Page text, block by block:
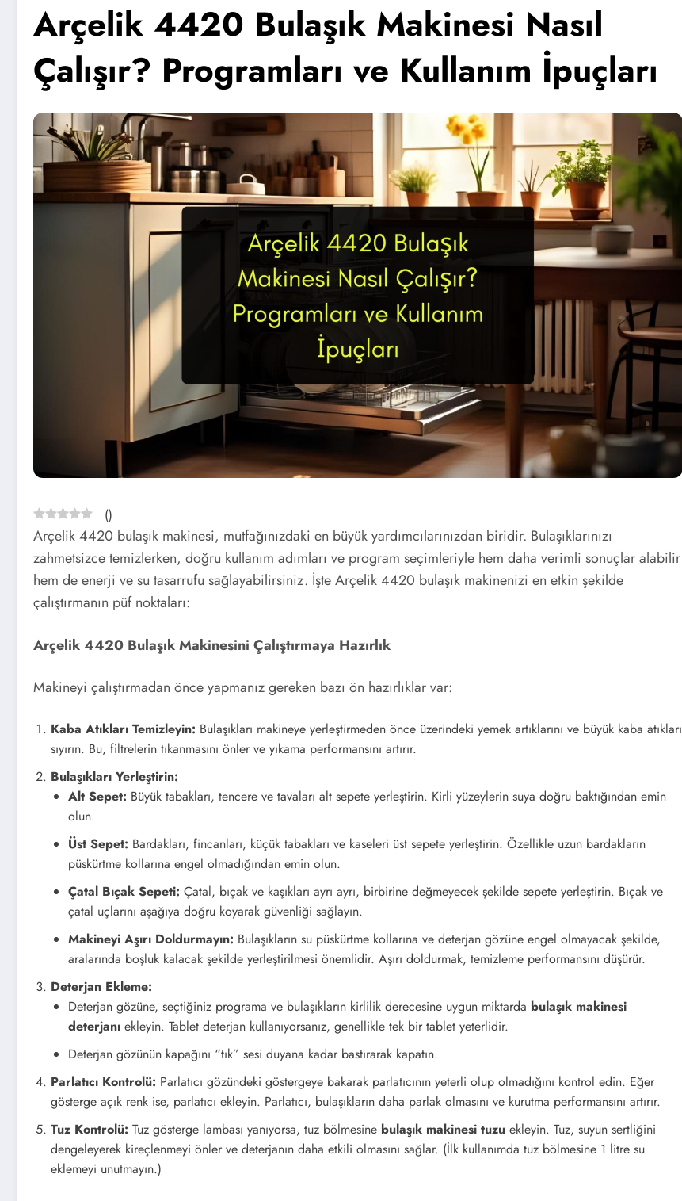
Arçelik 4420 Bulaşık Makinesi Nasıl
Çalışır? Programları ve Kullanım İpuçları
()
Arçelik 4420 bulaşık makinesi, mutfağınızdaki en büyük yardımcılarınızdan biridir. Bulaşıklarınızı
zahmetsizce temizlerken, doğru kullanım adımları ve program seçimleriyle hem daha verimli sonuçlar alabilir
hem de enerji ve su tasarrufu sağlayabilirsiniz. İşte Arçelik 4420 bulaşık makinenizi en etkin şekilde
çalıştırmanın püf noktaları:
Arçelik 4420 Bulaşık Makinesini Çalıştırmaya Hazırlık
Makineyi çalıştırmadan önce yapmanız gereken bazı ön hazırlıklar var:
Kaba Atıkları Temizleyin: Bulaşıkları makineye yerleştirmeden önce üzerindeki yemek artıklarını ve büyük kaba atıkları
sıyırın. Bu, filtrelerin tıkanmasını önler ve yıkama performansını artırır.
Bulaşıkları Yerleştirin:
Alt Sepet: Büyük tabakları, tencere ve tavaları alt sepete yerleştirin. Kirli yüzeylerin suya doğru baktığından emin
olun.
Üst Sepet: Bardakları, fincanları, küçük tabakları ve kaseleri üst sepete yerleştirin. Özellikle uzun bardakların
püskürtme kollarına engel olmadığından emin olun.
Çatal Bıçak Sepeti: Çatal, bıçak ve kaşıkları ayrı ayrı, birbirine değmeyecek şekilde sepete yerleştirin. Bıçak ve
çatal uçlarını aşağıya doğru koyarak güvenliği sağlayın.
Makineyi Aşırı Doldurmayın: Bulaşıkların su püskürtme kollarına ve deterjan gözüne engel olmayacak şekilde,
aralarında boşluk kalacak şekilde yerleştirilmesi önemlidir. Aşırı doldurmak, temizleme performansını düşürür.
Deterjan Ekleme:
Deterjan gözüne, seçtiğiniz programa ve bulaşıkların kirlilik derecesine uygun miktarda bulaşık makinesi
deterjanı ekleyin. Tablet deterjan kullanıyorsanız, genellikle tek bir tablet yeterlidir.
Deterjan gözünün kapağını “tık” sesi duyana kadar bastırarak kapatın.
Parlatıcı Kontrolü: Parlatıcı gözündeki göstergeye bakarak parlatıcının yeterli olup olmadığını kontrol edin. Eğer
gösterge açık renk ise, parlatıcı ekleyin. Parlatıcı, bulaşıkların daha parlak olmasını ve kurutma performansını artırır.
Tuz Kontrolü: Tuz gösterge lambası yanıyorsa, tuz bölmesine bulaşık makinesi tuzu ekleyin. Tuz, suyun sertliğini
dengeleyerek kireçlenmeyi önler ve deterjanın daha etkili olmasını sağlar. (İlk kullanımda tuz bölmesine 1 litre su
eklemeyi unutmayın.)